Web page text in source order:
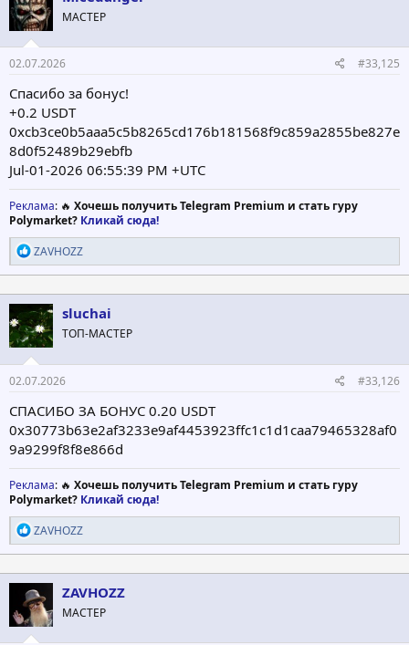
МАСТЕР
02.07.2026 #33,125
Спасибо за бонус!
+0.2 USDT
0xcb3ce0b5aaa5c5b8265cd176b181568f9c859a2855be827e
8d0f52489b29ebfb
Jul-01-2026 06:55:39 PM +UTC
Реклама: 🔥 Хочешь получить Telegram Premium и стать гуру
Polymarket? Кликай сюда!
Р
е
а
к
ц
и
и
:
ZAVHOZZ
sluchai
ТОП-МАСТЕР
02.07.2026 #33,126
СПАСИБО ЗА БОНУС 0.20 USDT
0x30773b63e2af3233e9af4453923ffc1c1d1caa79465328af0
9a9299f8f8e866d
Реклама: 🔥 Хочешь получить Telegram Premium и стать гуру
Polymarket? Кликай сюда!
Р
е
а
к
ц
и
и
:
ZAVHOZZ
ZAVHOZZ
МАСТЕР